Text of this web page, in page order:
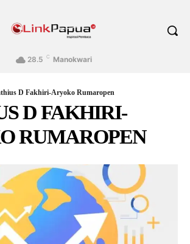
28.5 C Manokwari
D Fakhiri-Aryoko Rumaropen
D FAKHIRI-
RUMAROPEN